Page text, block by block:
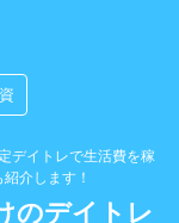
デイトレで生活費を稼
介します！
のデイトレ